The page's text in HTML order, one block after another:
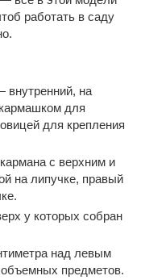
работать в саду
внутренний, на
для
для крепления
с верхним и
на липучке, правый
у которых собран
над левым
предметов.